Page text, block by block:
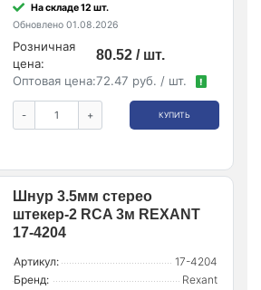
На складе 12 шт.
Обновлено 01.08.2026
Розничная
цена:
80.52 / шт.
Оптовая цена:72.47 руб. / шт. !
- + КУПИТЬ
Шнур 3.5мм стерео
штекер-2 RCA 3м REXANT
17-4204
Артикул:
17-4204
Бренд:
Rexant